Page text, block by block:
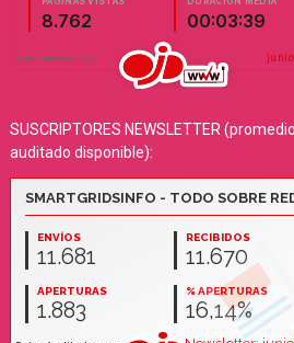
SUSCRIPTORES NEWSLETTER
auditado disponible):